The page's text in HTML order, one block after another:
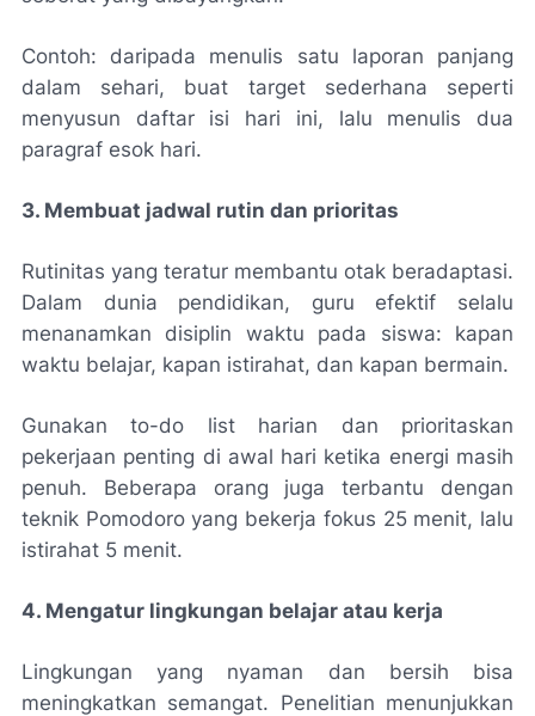
Contoh: daripada menulis satu laporan panjang
dalam sehari, buat target sederhana seperti
menyusun daftar isi hari ini, lalu menulis dua
paragraf esok hari.
3. Membuat jadwal rutin dan prioritas
Rutinitas yang teratur membantu otak beradaptasi.
Dalam dunia pendidikan, guru efektif selalu
menanamkan disiplin waktu pada siswa: kapan
waktu belajar, kapan istirahat, dan kapan bermain.
Gunakan to-do list harian dan prioritaskan
pekerjaan penting di awal hari ketika energi masih
penuh. Beberapa orang juga terbantu dengan
teknik Pomodoro yang bekerja fokus 25 menit, lalu
istirahat 5 menit.
4. Mengatur lingkungan belajar atau kerja
Lingkungan yang nyaman dan bersih bisa
meningkatkan semangat. Penelitian menunjukkan